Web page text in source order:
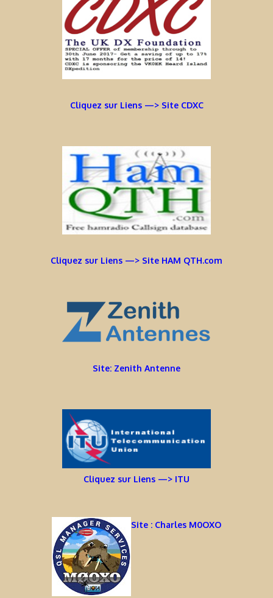
Cliquez sur Liens —> Site CDXC
Cliquez sur Liens —> Site HAM QTH.com
Site: Zenith Antenne
Cliquez sur Liens —> ITU
Site : Charles M0OXO